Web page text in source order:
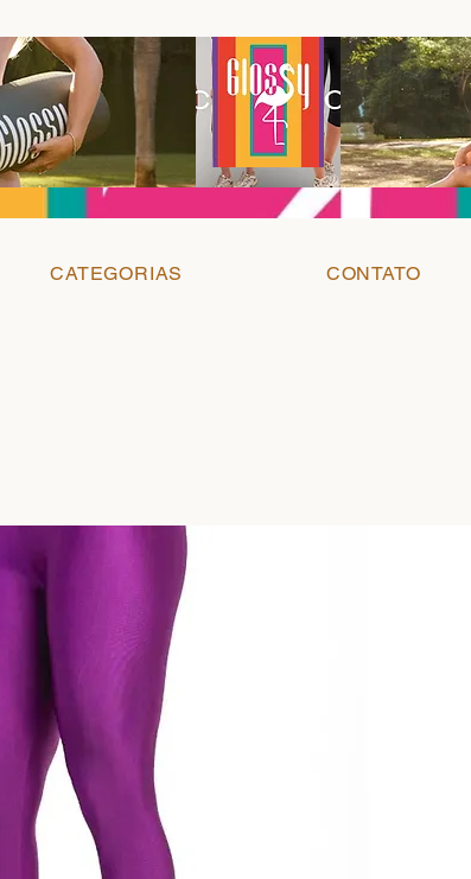
CATEGORIAS CONTATO